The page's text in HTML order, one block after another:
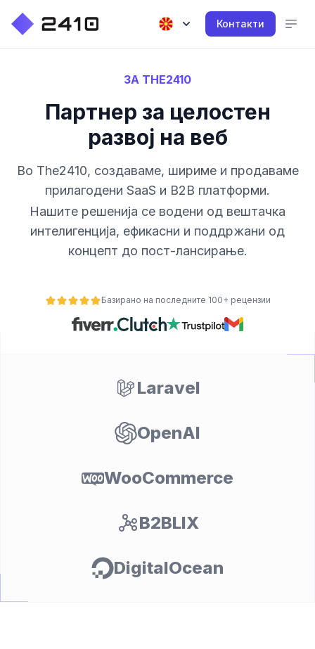
Контакти
ЗА THE2410
Партнер за целостен
развој на веб
Во The2410, создаваме, шириме и продаваме
прилагодени SaaS и B2B платформи.
Нашите решенија се водени од вештачка
интелигенција, ефикасни и поддржани од
концепт до пост-лансирање.
Базирано на последните 100+ рецензии
Laravel
OpenAI
WooCommerce
B2BLIX
DigitalOcean